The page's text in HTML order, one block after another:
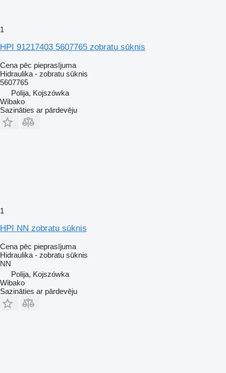
1
HPI 91217403 5607765 zobratu sūknis
Cena pēc pieprasījuma
Hidraulika - zobratu sūknis
5607765
Polija, Kojszówka
Wibako
Sazināties ar pārdevēju
1
HPI NN zobratu sūknis
Cena pēc pieprasījuma
Hidraulika - zobratu sūknis
NN
Polija, Kojszówka
Wibako
Sazināties ar pārdevēju